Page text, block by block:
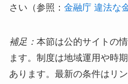
さい（参照： 金融庁 違法な
補足： 本節は公的サイトの
ます。制度は地域運用や時
あります。最新の条件はリ